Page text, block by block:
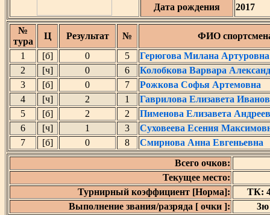
Дата рождения
2017
№
тура
Ц Результат №
ФИО
1
[б] 0 5
Герюгова Милана Артуровна
2
[ч] 0 6
Колобкова Варвара
3
[б] 0 7
Рожкова Софья Артемовна
4
[ч] 2 1
Гаврилова Елизавета
5
[б] 2 2
Пименова Елизавета
6
[ч] 1 3
Суховеева Есения
7
[б] 0 8
Смирнова Анна Евгеньевна
Всего очков:
Текущее место:
Турнирный коэффициент [Норма]:
ТК:
Выполнение звания/разряда [ очки ]:
3ю